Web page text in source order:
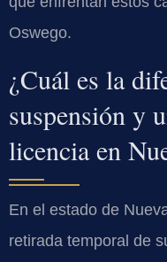
Oswego.
¿Cuál es la
suspensión y
licencia en
En el estado de
retirada temporal de